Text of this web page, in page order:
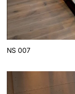
NS 007